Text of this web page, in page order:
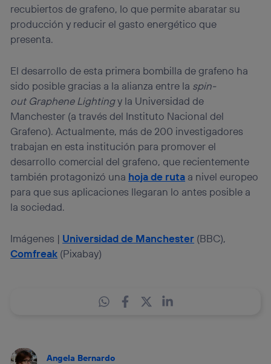
recubiertos de grafeno, lo que permite abaratar su
producción y reducir el gasto energético que
presenta.
El desarrollo de esta primera bombilla de grafeno ha
sido posible gracias a la alianza entre la spin-
out Graphene Lightingy la Universidad de
Manchester (a través del Instituto Nacional del
Grafeno). Actualmente, más de 200 investigadores
trabajan en esta institución para promover el
desarrollo comercial del grafeno, que recientemente
también protagonizó una hoja de ruta a nivel europeo
para que sus aplicaciones llegaran lo antes posible a
la sociedad.
Imágenes | Universidad de Manchester (BBC),
Comfreak (Pixabay)
Angela Bernardo